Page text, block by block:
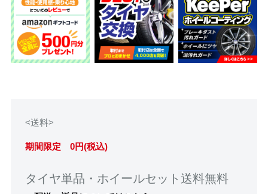
<送料>
期間限定 0円(税込)
タイヤ単品・ホイールセット送料無料